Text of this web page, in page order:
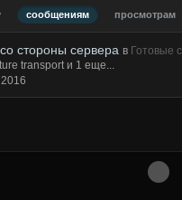
сообщениям просмотрам
стороны сервера в Готовые
transport и 1 еще...